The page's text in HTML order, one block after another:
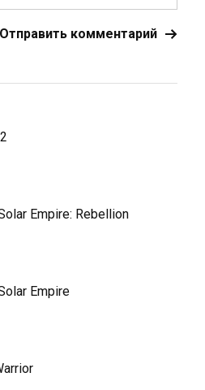
Empire: Rebellion
Empire